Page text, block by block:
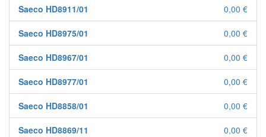
Saeco HD8911/01 0,00 €
Saeco HD8975/01 0,00 €
Saeco HD8967/01 0,00 €
Saeco HD8977/01 0,00 €
Saeco HD8858/01 0,00 €
Saeco HD8869/11 0,00 €